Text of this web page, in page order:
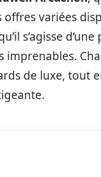
offres variées
s’agisse
imprenables.
de luxe, tout